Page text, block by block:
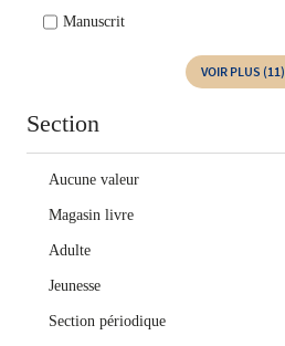
Manuscrit
VOIR PLUS (11)
Section
Aucune valeur
Magasin livre
Adulte
Jeunesse
Section périodique